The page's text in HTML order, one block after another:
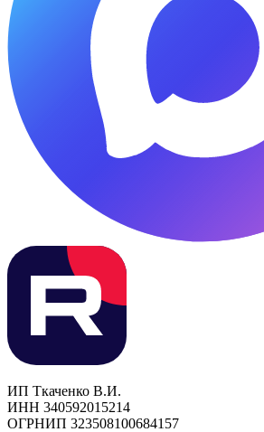
ИП Ткаченко В.И.
ИНН 340592015214
ОГРНИП 323508100684157